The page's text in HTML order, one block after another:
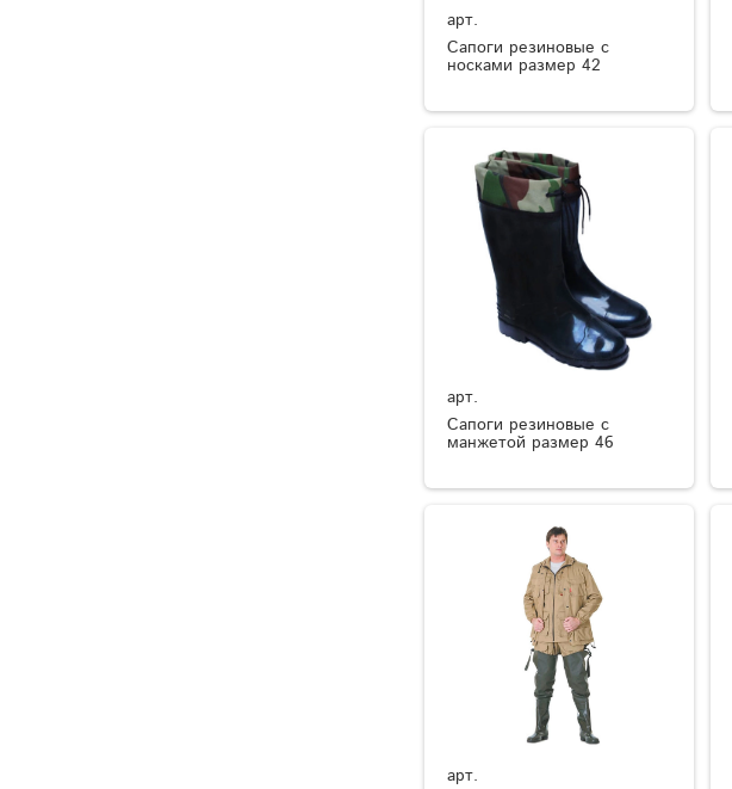
арт.
Сапоги резиновые с
носками размер 42
арт.
Сапоги резиновые с
манжетой размер 46
арт.